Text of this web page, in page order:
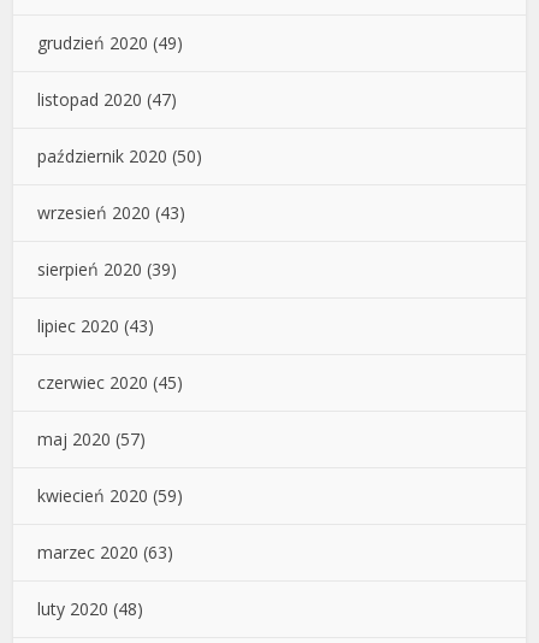
grudzień 2020 (49)
listopad 2020 (47)
październik 2020 (50)
wrzesień 2020 (43)
sierpień 2020 (39)
lipiec 2020 (43)
czerwiec 2020 (45)
maj 2020 (57)
kwiecień 2020 (59)
marzec 2020 (63)
luty 2020 (48)